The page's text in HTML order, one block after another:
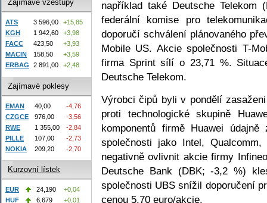
například také Deutsche Telekom
federální komise pro
doporučí schválení plánovaného
Mobile US. Akcie společnosti T-
firma Sprint sílí o 23,71 %.
Deutsche Telekom.
Výrobci čipů byli v pondělí
proti technologické skupině
komponentů firmě Huawei
společnosti jako Intel,
negativně ovlivnit akcie firmy
Deutsche Bank (DBK; -3,2 %)
společnosti UBS snížil doporučení
cenou 5,70 euro/akcie.
Zajímavé vzestupy
ATS 3 596,00
+15,85
KGH
1 942,60
+3,98
FACC
423,50
+3,93
MACIN
158,50
+3,59
ERBAG
2 891,00 +2,48
Zajímavé poklesy
EMAN 40,00
-4,76
CZGCE
976,00
-3,56
RWE
1 355,00
-2,84
PILLE
107,00
-2,73
NOKIA
209,20 -2,70
Kurzovní lístek
EUR 24,190
+0,04
HUF
6,679
+0,01